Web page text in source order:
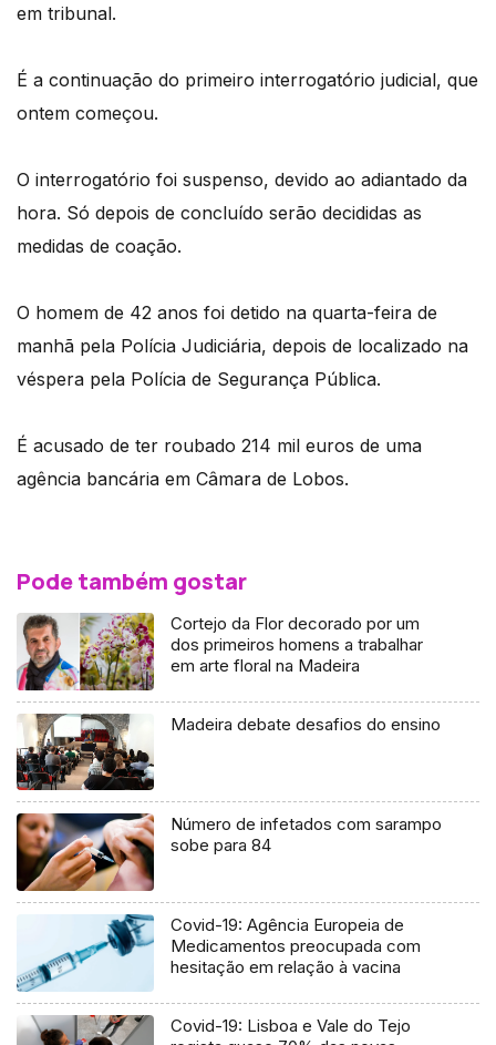
em tribunal.
É a continuação do primeiro interrogatório judicial, que
ontem começou.
O interrogatório foi suspenso, devido ao adiantado da
hora. Só depois de concluído serão decididas as
medidas de coação.
O homem de 42 anos foi detido na quarta-feira de
manhã pela Polícia Judiciária, depois de localizado na
véspera pela Polícia de Segurança Pública.
É acusado de ter roubado 214 mil euros de uma
agência bancária em Câmara de Lobos.
Pode também gostar
Cortejo da Flor decorado por um
dos primeiros homens a trabalhar
em arte floral na Madeira
Madeira debate desafios do ensino
Número de infetados com sarampo
sobe para 84
Covid-19: Agência Europeia de
Medicamentos preocupada com
hesitação em relação à vacina
Covid-19: Lisboa e Vale do Tejo